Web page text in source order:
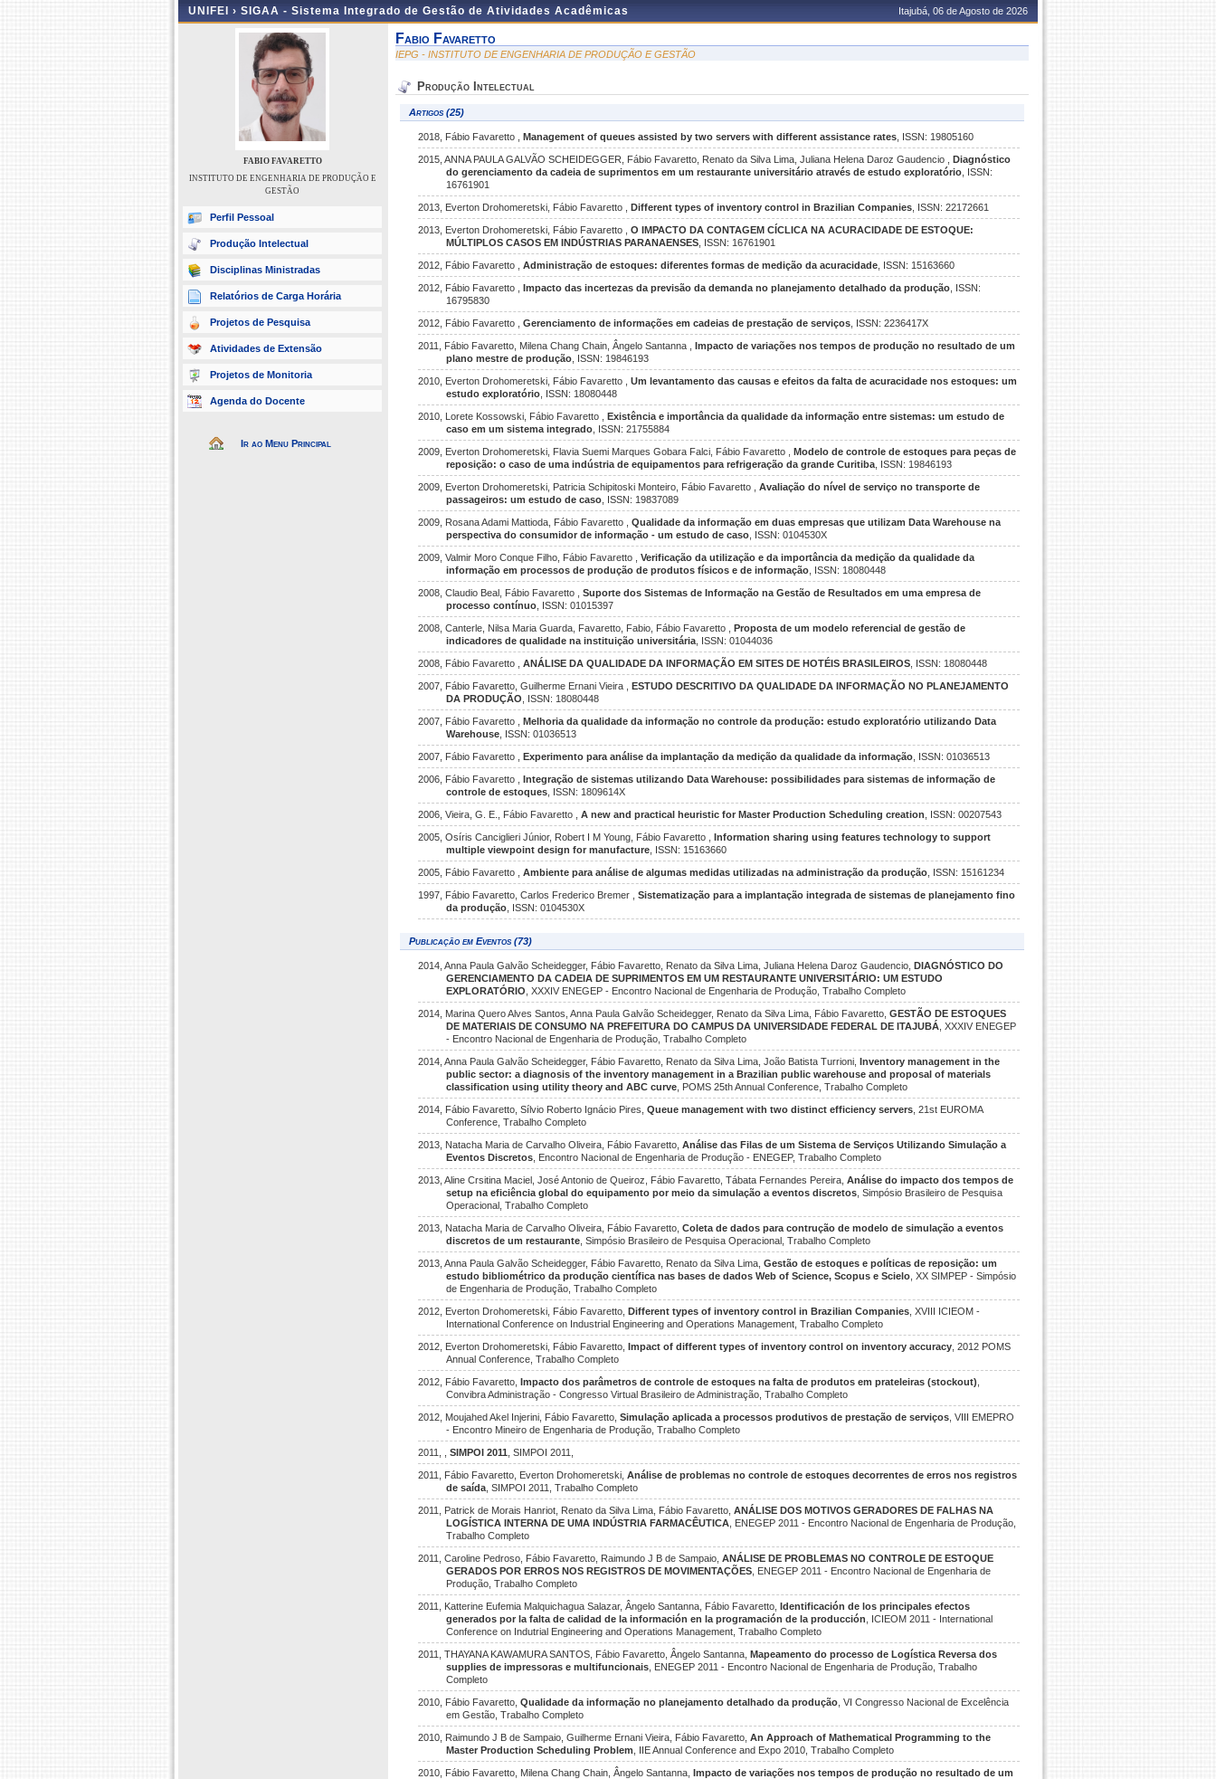
UNIFEI › SIGAA - Sistema Integrado de Gestão de Atividades Acadêmicas Itajubá, 06 de Agosto de 2026
FABIO FAVARETTO
INSTITUTO DE ENGENHARIA DE PRODUÇÃO E
GESTÃO
Perfil Pessoal
Produção Intelectual
Disciplinas Ministradas
Relatórios de Carga Horária
Projetos de Pesquisa
Atividades de Extensão
Projetos de Monitoria
Agenda do Docente
Ir ao Menu Principal
Fabio Favaretto
IEPG - INSTITUTO DE ENGENHARIA DE PRODUÇÃO E GESTÃO
Produção Intelectual
Artigos (25)
2018, Fábio Favaretto , Management of queues assisted by two servers with different assistance rates , ISSN: 19805160
2015, ANNA PAULA GALVÃO SCHEIDEGGER, Fábio Favaretto, Renato da Silva Lima, Juliana Helena Daroz Gaudencio , Diagnóstico
do gerenciamento da cadeia de suprimentos em um restaurante universitário através de estudo exploratório , ISSN:
16761901
2013, Everton Drohomeretski, Fábio Favaretto , Different types of inventory control in Brazilian Companies , ISSN: 22172661
2013, Everton Drohomeretski, Fábio Favaretto , O IMPACTO DA CONTAGEM CÍCLICA NA ACURACIDADE DE ESTOQUE:
MÚLTIPLOS CASOS EM INDÚSTRIAS PARANAENSES , ISSN: 16761901
2012, Fábio Favaretto , Administração de estoques: diferentes formas de medição da acuracidade , ISSN: 15163660
2012, Fábio Favaretto , Impacto das incertezas da previsão da demanda no planejamento detalhado da produção , ISSN:
16795830
2012, Fábio Favaretto , Gerenciamento de informações em cadeias de prestação de serviços , ISSN: 2236417X
2011, Fábio Favaretto, Milena Chang Chain, Ângelo Santanna , Impacto de variações nos tempos de produção no resultado de um
plano mestre de produção , ISSN: 19846193
2010, Everton Drohomeretski, Fábio Favaretto , Um levantamento das causas e efeitos da falta de acuracidade nos estoques: um
estudo exploratório , ISSN: 18080448
2010, Lorete Kossowski, Fábio Favaretto , Existência e importância da qualidade da informação entre sistemas: um estudo de
caso em um sistema integrado , ISSN: 21755884
2009, Everton Drohomeretski, Flavia Suemi Marques Gobara Falci, Fábio Favaretto , Modelo de controle de estoques para peças de
reposição: o caso de uma indústria de equipamentos para refrigeração da grande Curitiba , ISSN: 19846193
2009, Everton Drohomeretski, Patricia Schipitoski Monteiro, Fábio Favaretto , Avaliação do nível de serviço no transporte de
passageiros: um estudo de caso , ISSN: 19837089
2009, Rosana Adami Mattioda, Fábio Favaretto , Qualidade da informação em duas empresas que utilizam Data Warehouse na
perspectiva do consumidor de informação - um estudo de caso , ISSN: 0104530X
2009, Valmir Moro Conque Filho, Fábio Favaretto , Verificação da utilização e da importância da medição da qualidade da
informação em processos de produção de produtos físicos e de informação , ISSN: 18080448
2008, Claudio Beal, Fábio Favaretto , Suporte dos Sistemas de Informação na Gestão de Resultados em uma empresa de
processo contínuo , ISSN: 01015397
2008, Canterle, Nilsa Maria Guarda, Favaretto, Fabio, Fábio Favaretto , Proposta de um modelo referencial de gestão de
indicadores de qualidade na instituição universitária , ISSN: 01044036
2008, Fábio Favaretto , ANÁLISE DA QUALIDADE DA INFORMAÇÃO EM SITES DE HOTÉIS BRASILEIROS , ISSN: 18080448
2007, Fábio Favaretto, Guilherme Ernani Vieira , ESTUDO DESCRITIVO DA QUALIDADE DA INFORMAÇÃO NO PLANEJAMENTO
DA PRODUÇÃO
, ISSN: 18080448
2007, Fábio Favaretto , Melhoria da qualidade da informação no controle da produção: estudo exploratório utilizando Data
Warehouse , ISSN: 01036513
2007, Fábio Favaretto , Experimento para análise da implantação da medição da qualidade da informação , ISSN: 01036513
2006, Fábio Favaretto , Integração de sistemas utilizando Data Warehouse: possibilidades para sistemas de informação de
controle de estoques , ISSN: 1809614X
2006, Vieira, G. E., Fábio Favaretto , A new and practical heuristic for Master Production Scheduling creation , ISSN: 00207543
2005, Osíris Canciglieri Júnior, Robert I M Young, Fábio Favaretto , Information sharing using features technology to support
multiple viewpoint design for manufacture , ISSN: 15163660
2005, Fábio Favaretto , Ambiente para análise de algumas medidas utilizadas na administração da produção , ISSN: 15161234
1997, Fábio Favaretto, Carlos Frederico Bremer , Sistematização para a implantação integrada de sistemas de planejamento fino
da produção , ISSN: 0104530X
Publicação em Eventos (73)
2014, Anna Paula Galvão Scheidegger, Fábio Favaretto, Renato da Silva Lima, Juliana Helena Daroz Gaudencio, DIAGNÓSTICO DO
GERENCIAMENTO DA CADEIA DE SUPRIMENTOS EM UM RESTAURANTE UNIVERSITÁRIO: UM ESTUDO
EXPLORATÓRIO , XXXIV ENEGEP - Encontro Nacional de Engenharia de Produção, Trabalho Completo
2014, Marina Quero Alves Santos, Anna Paula Galvão Scheidegger, Renato da Silva Lima, Fábio Favaretto, GESTÃO DE ESTOQUES
DE MATERIAIS DE CONSUMO NA PREFEITURA DO CAMPUS DA UNIVERSIDADE FEDERAL DE ITAJUBÁ , XXXIV ENEGEP
- Encontro Nacional de Engenharia de Produção, Trabalho Completo
2014, Anna Paula Galvão Scheidegger, Fábio Favaretto, Renato da Silva Lima, João Batista Turrioni, Inventory management in the
public sector: a diagnosis of the inventory management in a Brazilian public warehouse and proposal of materials
classification using utility theory and ABC curve , POMS 25th Annual Conference, Trabalho Completo
2014, Fábio Favaretto, Sílvio Roberto Ignácio Pires, Queue management with two distinct efficiency servers , 21st EUROMA
Conference, Trabalho Completo
2013, Natacha Maria de Carvalho Oliveira, Fábio Favaretto, Análise das Filas de um Sistema de Serviços Utilizando Simulação a
Eventos Discretos , Encontro Nacional de Engenharia de Produção - ENEGEP, Trabalho Completo
2013, Aline Crsitina Maciel, José Antonio de Queiroz, Fábio Favaretto, Tábata Fernandes Pereira, Análise do impacto dos tempos de
setup na eficiência global do equipamento por meio da simulação a eventos discretos , Simpósio Brasileiro de Pesquisa
Operacional, Trabalho Completo
2013, Natacha Maria de Carvalho Oliveira, Fábio Favaretto, Coleta de dados para contrução de modelo de simulação a eventos
discretos de um restaurante , Simpósio Brasileiro de Pesquisa Operacional, Trabalho Completo
2013, Anna Paula Galvão Scheidegger, Fábio Favaretto, Renato da Silva Lima, Gestão de estoques e políticas de reposição: um
estudo bibliométrico da produção científica nas bases de dados Web of Science, Scopus e Scielo , XX SIMPEP - Simpósio
de Engenharia de Produção, Trabalho Completo
2012, Everton Drohomeretski, Fábio Favaretto, Different types of inventory control in Brazilian Companies , XVIII ICIEOM -
International Conference on Industrial Engineering and Operations Management, Trabalho Completo
2012, Everton Drohomeretski, Fábio Favaretto, Impact of different types of inventory control on inventory accuracy , 2012 POMS
Annual Conference, Trabalho Completo
2012, Fábio Favaretto, Impacto dos parâmetros de controle de estoques na falta de produtos em prateleiras (stockout)
Convibra Administração - Congresso Virtual Brasileiro de Administração, Trabalho Completo
2012, Moujahed Akel Injerini, Fábio Favaretto, Simulação aplicada a processos produtivos de prestação de serviços , VIII EMEPRO
- Encontro Mineiro de Engenharia de Produção, Trabalho Completo
2011, , SIMPOI 2011 , SIMPOI 2011,
2011, Fábio Favaretto, Everton Drohomeretski, Análise de problemas no controle de estoques decorrentes de erros nos registros
de saída , SIMPOI 2011, Trabalho Completo
2011, Patrick de Morais Hanriot, Renato da Silva Lima, Fábio Favaretto, ANÁLISE DOS MOTIVOS GERADORES DE FALHAS NA
LOGÍSTICA INTERNA DE UMA INDÚSTRIA FARMACÊUTICA , ENEGEP 2011 - Encontro Nacional de Engenharia de Produção,
Trabalho Completo
2011, Caroline Pedroso, Fábio Favaretto, Raimundo J B de Sampaio, ANÁLISE DE PROBLEMAS NO CONTROLE DE ESTOQUE
GERADOS POR ERROS NOS REGISTROS DE MOVIMENTAÇÕES , ENEGEP 2011 - Encontro Nacional de Engenharia de
Produção, Trabalho Completo
2011, Katterine Eufemia Malquichagua Salazar, Ângelo Santanna, Fábio Favaretto, Identificación de los principales efectos
generados por la falta de calidad de la información en la programación de la producción
, ICIEOM 2011 - International
Conference on Indutrial Engineering and Operations Management, Trabalho Completo
2011, THAYANA KAWAMURA SANTOS, Fábio Favaretto, Ângelo Santanna, Mapeamento do processo de Logística Reversa dos
supplies de impressoras e multifuncionais , ENEGEP 2011 - Encontro Nacional de Engenharia de Produção, Trabalho
Completo
2010, Fábio Favaretto, Qualidade da informação no planejamento detalhado da produção , VI Congresso Nacional de Excelência
em Gestão, Trabalho Completo
2010, Raimundo J B de Sampaio, Guilherme Ernani Vieira, Fábio Favaretto, An Approach of Mathematical Programming to the
Master Production Scheduling Problem
, IIE Annual Conference and Expo 2010, Trabalho Completo
2010, Fábio Favaretto, Milena Chang Chain, Ângelo Santanna, Impacto de variações nos tempos de produção no resultado de um